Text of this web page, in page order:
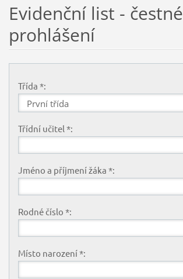
Evidenční list - čestné
prohlášení
Třída *:
Třídní učitel *:
Jméno a příjmení žáka *:
Rodné číslo *:
Místo narození *: